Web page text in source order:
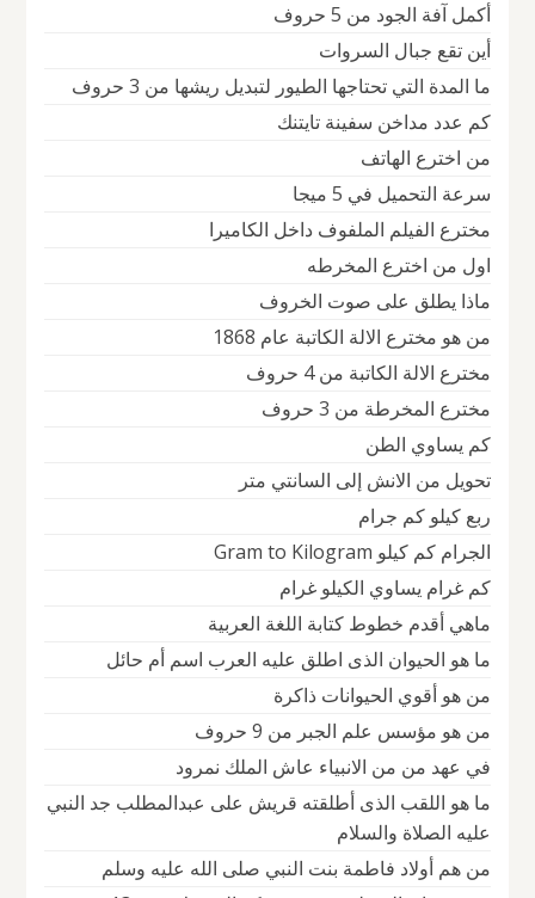
أكمل آفة الجود من 5 حروف
أين تقع جبال السروات
ما المدة التي تحتاجها الطيور لتبديل ريشها من 3 حروف
كم عدد مداخن سفينة تايتنك
من اخترع الهاتف
سرعة التحميل في 5 ميجا
مخترع الفيلم الملفوف داخل الكاميرا
اول من اخترع المخرطه
ماذا يطلق على صوت الخروف
من هو مخترع الالة الكاتبة عام 1868
مخترع الالة الكاتبة من 4 حروف
مخترع المخرطة من 3 حروف
كم يساوي الطن
تحويل من الانش إلى السانتي متر
ربع كيلو كم جرام
الجرام كم كيلو Gram to Kilogram
كم غرام يساوي الكيلو غرام
ماهي أقدم خطوط كتابة اللغة العربية
ما هو الحيوان الذى اطلق عليه العرب اسم أم حائل
من هو أقوي الحيوانات ذاكرة
من هو مؤسس علم الجبر من 9 حروف
في عهد من من الانبياء عاش الملك نمرود
ما هو اللقب الذى أطلقته قريش على عبدالمطلب جد النبي
عليه الصلاة والسلام
من هم أولاد فاطمة بنت النبي صلى الله عليه وسلم